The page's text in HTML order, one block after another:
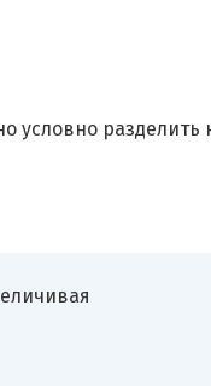
разделить